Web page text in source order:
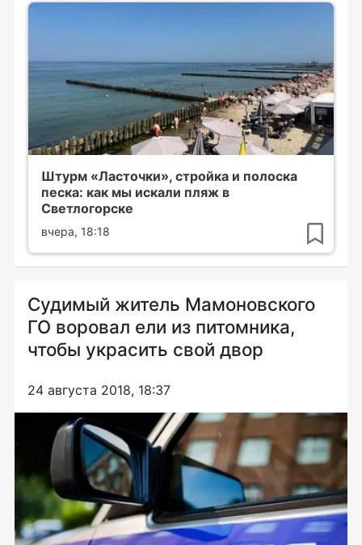
Штурм «Ласточки», стройка и полоска
песка: как мы искали пляж в
Светлогорске
вчера, 18:18
Судимый житель Мамоновского
ГО воровал ели из питомника,
чтобы украсить свой двор
24 августа 2018, 18:37